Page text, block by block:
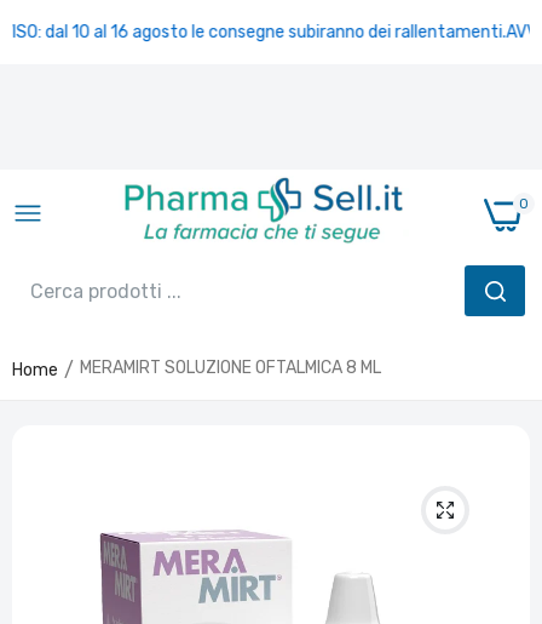
dal 10 al 16 agosto le consegne subiranno dei rallentamenti.
0
Home MERAMIRT SOLUZIONE OFTALMICA 8 ML